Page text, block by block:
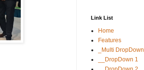
Link List
Home
Features
_Multi DropDown
__DropDown 1